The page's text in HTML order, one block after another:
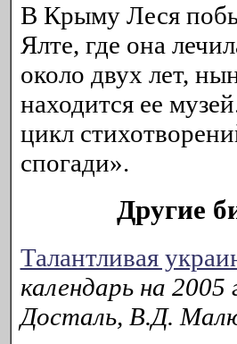
В Крыму Леся
Ялте, где она
около двух лет,
находится ее
цикл
спогади».
Другие
Талантливая
календарь на
Досталь, В.Д.